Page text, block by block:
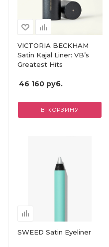
VICTORIA BECKHAM
Satin Kajal Liner: VB’s
Greatest Hits
46 160 руб.
В КОРЗИНУ
SWEED Satin Eyeliner